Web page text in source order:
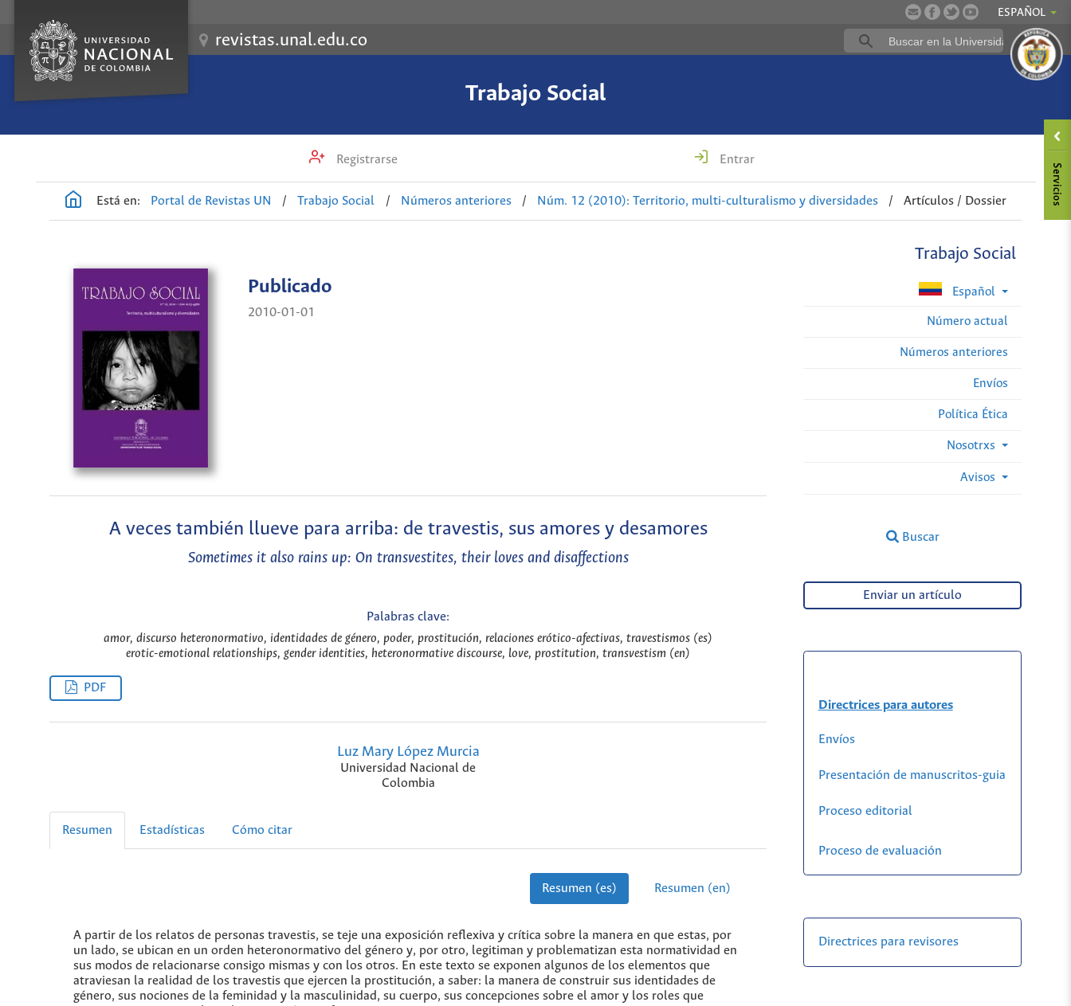
ESPAÑOL
revistas.unal.edu.co
Trabajo Social
Registrarse Entrar
Está en: Portal de Revistas UN / Trabajo Social / Números anteriores / Núm. 12 (2010): Territorio, multi-culturalismo y diversidades / Artículos / Dossier
Trabajo Social
Español
Número actual
Números anteriores
Envíos
Política Ética
Nosotrxs
Avisos
Buscar
Publicado
2010-01-01
A veces también llueve para arriba: de travestis, sus amores y desamores
Sometimes it also rains up: On transvestites, their loves and disaffections
Palabras clave:
amor, discurso heteronormativo, identidades de género, poder, prostitución, relaciones erótico-afectivas, travestismos (es)
erotic-emotional relationships, gender identities, heteronormative discourse, love, prostitution, transvestism (en)
PDF
Luz Mary López Murcia
Universidad Nacional de
Colombia
Resumen Estadísticas Cómo citar
Resumen (es) Resumen (en)
A partir de los relatos de personas travestis, se teje una exposición reflexiva y crítica sobre la manera en que estas, por
un lado, se ubican en un orden heteronormativo del género y, por otro, legitiman y problematizan esta normatividad en
sus modos de relacionarse consigo mismas y con los otros. En este texto se exponen algunos de los elementos que
atraviesan la realidad de los travestis que ejercen la prostitución, a saber: la manera de construir sus identidades de
género, sus nociones de la feminidad y la masculinidad, su cuerpo, sus concepciones sobre el amor y los roles que
Enviar un artículo
Directrices para autores
Envíos
Presentación de manuscritos-guia
Proceso editorial
Proceso de evaluación
Directrices para revisores